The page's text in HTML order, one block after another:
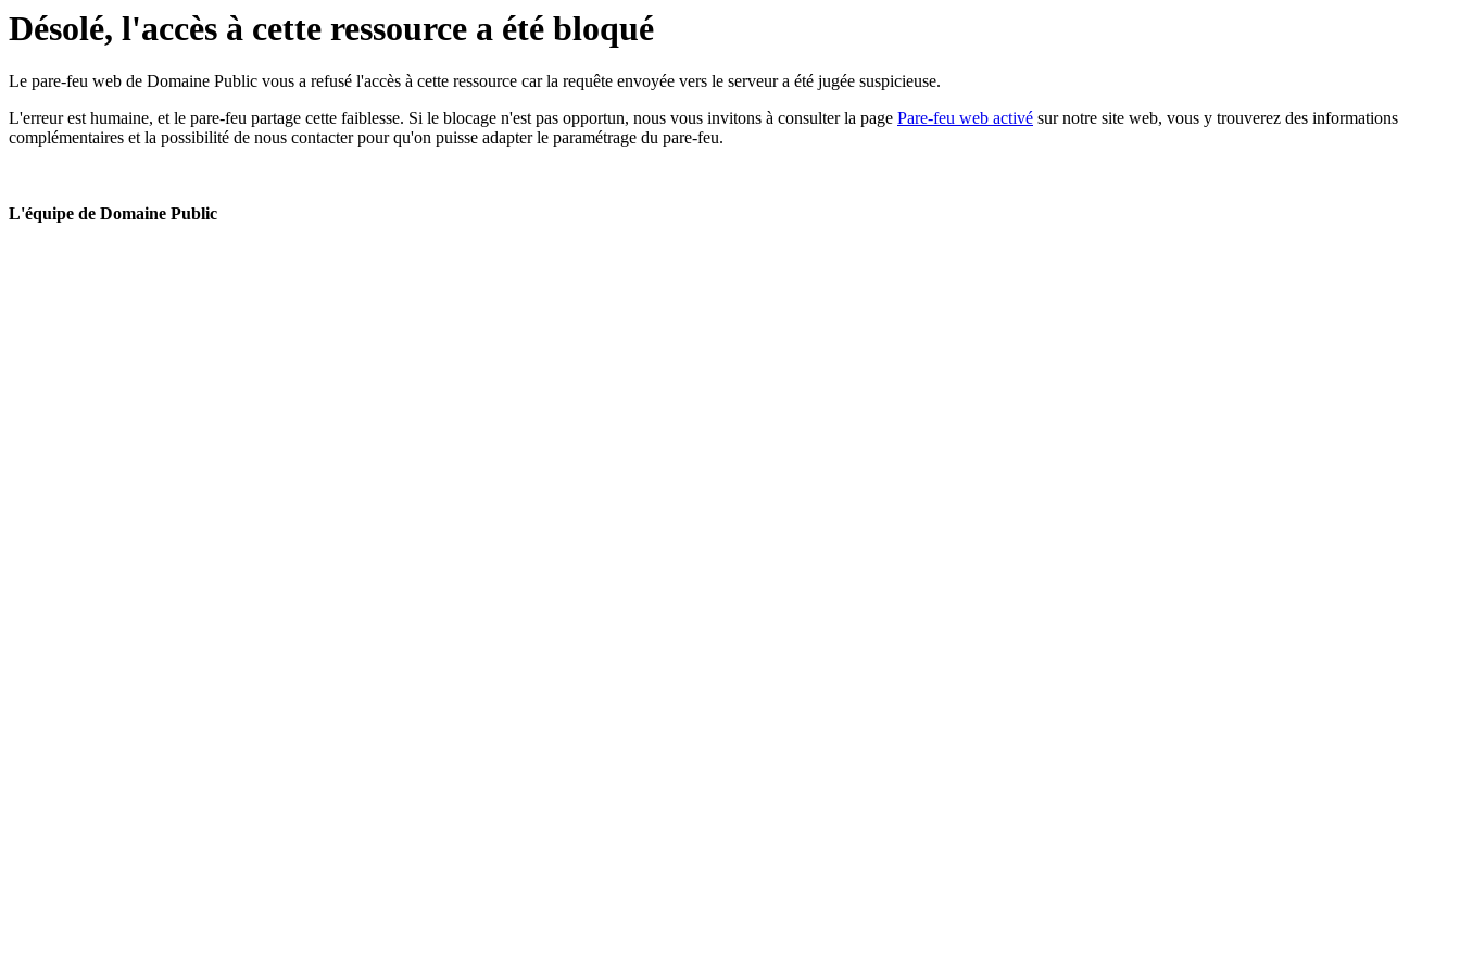
Désolé, l'accès à cette ressource a été bloqué
Le pare-feu web de Domaine Public vous a refusé l'accès à cette ressource car la requête envoyée vers le serveur a été jugée suspicieuse.
L'erreur est humaine, et le pare-feu partage cette faiblesse. Si le blocage n'est pas opportun, nous vous invitons à consulter la page Pare-feu web activé sur notre site web, vous y trouverez des informations
complémentaires et la possibilité de nous contacter pour qu'on puisse adapter le paramétrage du pare-feu.
L'équipe de Domaine Public